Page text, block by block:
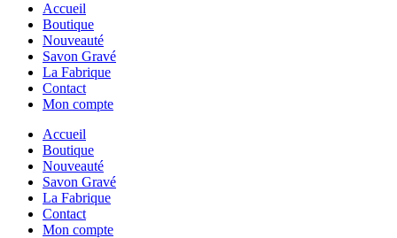
Accueil
Boutique
Nouveauté
Savon Gravé
La Fabrique
Contact
Mon compte
Accueil
Boutique
Nouveauté
Savon Gravé
La Fabrique
Contact
Mon compte